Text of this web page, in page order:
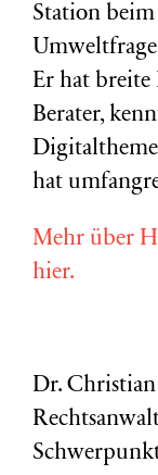
Station
Er hat breite
Berater,
hat
Mehr über
hier.
Dr.